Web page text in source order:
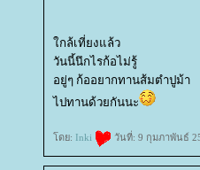
กล้เที่ยงแล้ว
วันนี้นึกไรก้อไม่รู้
อยู่ๆ ก้ออยากทานส้มตำปูม้า
ไปทานด้วยกันนะ
ดย: Inki วันที่: 9 กุมภาพันธ์